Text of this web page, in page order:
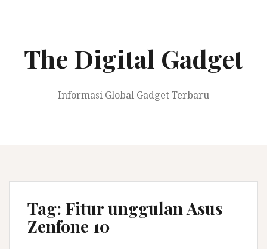
The Digital Gadget
Informasi Global Gadget Terbaru
Tag: Fitur unggulan Asus
Zenfone 10